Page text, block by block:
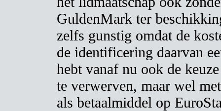
GuldenMark ter
zelfs gunstig omdat de
de identificering daarvan
hebt vanaf nu ook de
te verwerven, maar wel
als betaalmiddel op